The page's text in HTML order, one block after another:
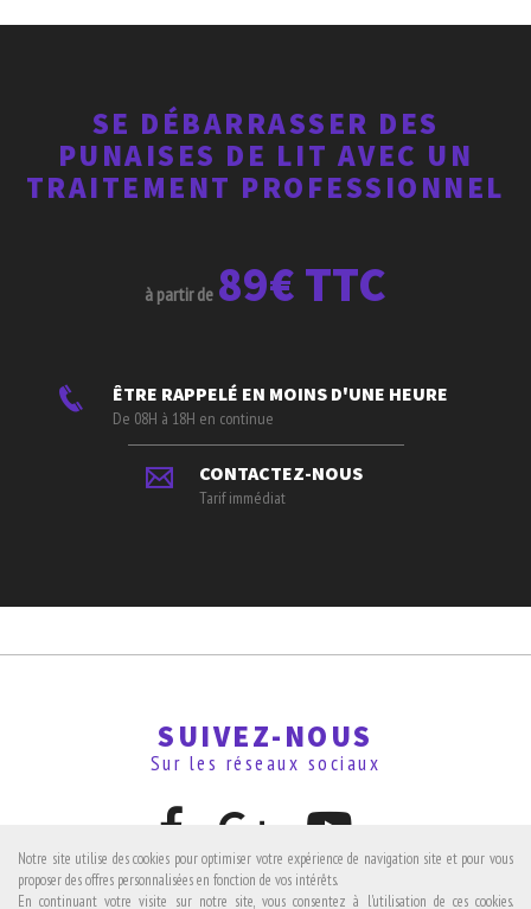
SE DÉBARRASSER DES
PUNAISES DE LIT AVEC UN
TRAITEMENT PROFESSIONNEL
à partir de 89€ TTC
ÊTRE RAPPELÉ EN MOINS D'UNE HEURE
De 08H à 18H en continue
CONTACTEZ-NOUS
Tarif immédiat
SUIVEZ-NOUS
Sur les réseaux sociaux
Notre site utilise des cookies pour optimiser votre expérience de navigation site et pour vous
proposer des offres personnalisées en fonction de vos intérêts.
En continuant votre visite sur notre site, vous consentez à l'utilisation de ces cookies.